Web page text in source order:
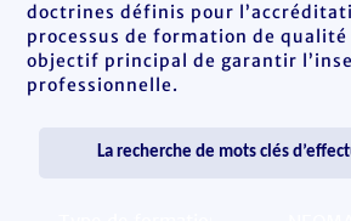
doctrines définis pour
processus de formation de qualité
objectif principal de garantir
professionnelle.